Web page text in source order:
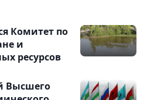
Комитет по
и
ресурсов
Высшего